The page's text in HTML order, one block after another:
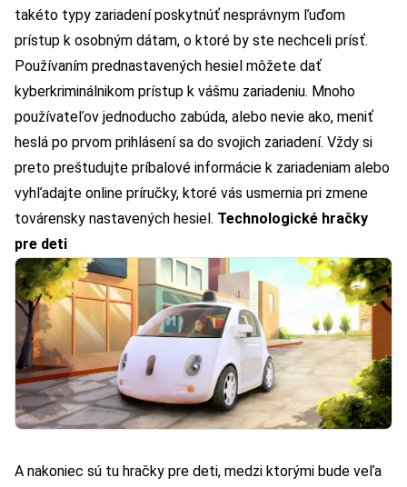
takéto typy zariadení poskytnúť nesprávnym ľuďom
prístup k osobným dátam, o ktoré by ste nechceli prísť.
Používaním prednastavených hesiel môžete dať
kyberkriminálnikom prístup k vášmu zariadeniu. Mnoho
používateľov jednoducho zabúda, alebo nevie ako, meniť
heslá po prvom prihlásení sa do svojich zariadení. Vždy si
preto preštudujte príbalové informácie k zariadeniam alebo
vyhľadajte online príručky, ktoré vás usmernia pri zmene
továrensky nastavených hesiel. Technologické hračky
pre deti
A nakoniec sú tu hračky pre deti, medzi ktorými bude veľa